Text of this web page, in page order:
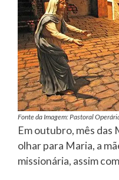
Fonte da Imagem: Pastoral
Em outubro, mês das
olhar para Maria, a
missionária, assim